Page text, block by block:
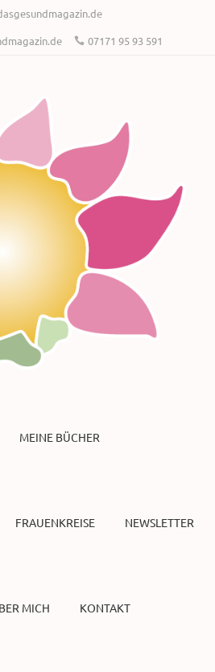
07171 95 93 591
MEINE BÜCHER
FRAUENKREISE NEWSLETTER
MICH KONTAKT